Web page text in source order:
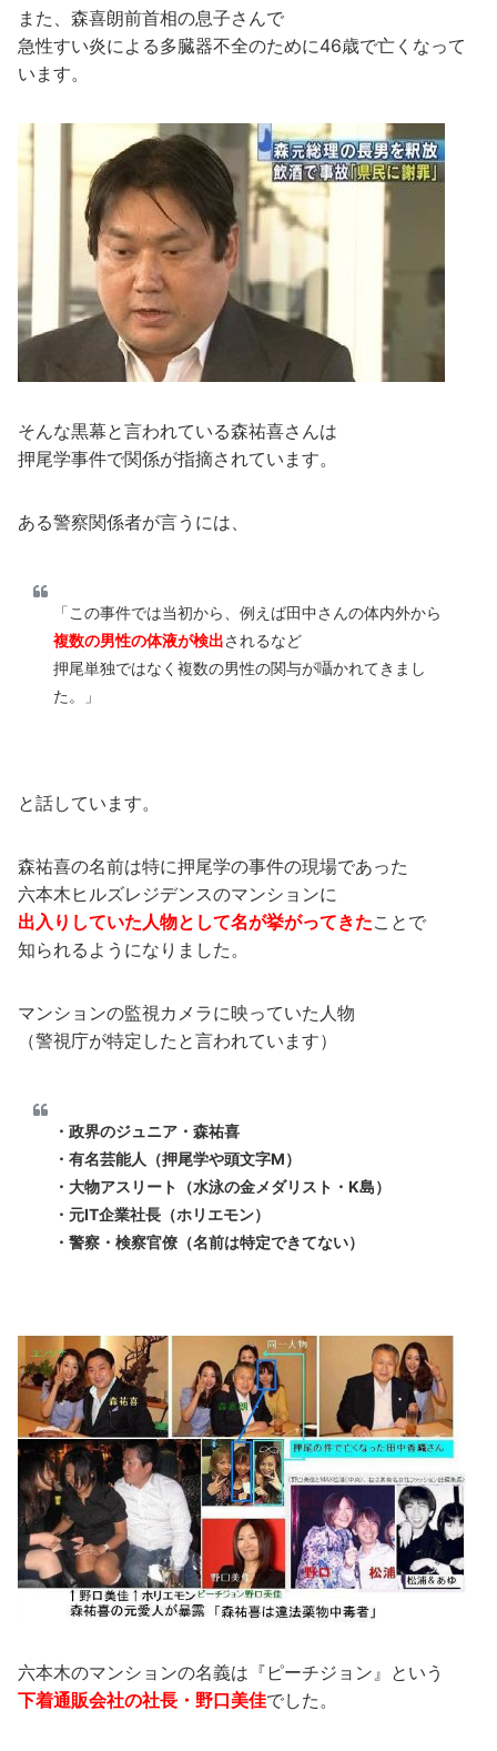
また、森喜朗前首相の息子さんで
急性すい炎による多臓器不全のために46歳で亡くなって
います。
そんな黒幕と言われている森祐喜さんは
押尾学事件で関係が指摘されています。
ある警察関係者が言うには、
「この事件では当初から、例えば田中さんの体内外から
複数の男性の体液が検出されるなど
押尾単独ではなく複数の男性の関与が囁かれてきまし
た。」
と話しています。
森祐喜の名前は特に押尾学の事件の現場であった
六本木ヒルズレジデンスのマンションに
出入りしていた人物として名が挙がってきたことで
知られるようになりました。
マンションの監視カメラに映っていた人物
（警視庁が特定したと言われています）
・政界のジュニア・森祐喜
・有名芸能人（押尾学や頭文字M）
・大物アスリート（水泳の金メダリスト・K島）
・元IT企業社長（ホリエモン）
・警察・検察官僚（名前は特定できてない）
六本木のマンションの名義は『ピーチジョン』という
下着通販会社の社長・野口美佳でした。